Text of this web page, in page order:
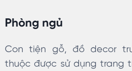
Phòng ngủ
Con tiện gỗ, đồ decor
thuộc được sử dụng trang